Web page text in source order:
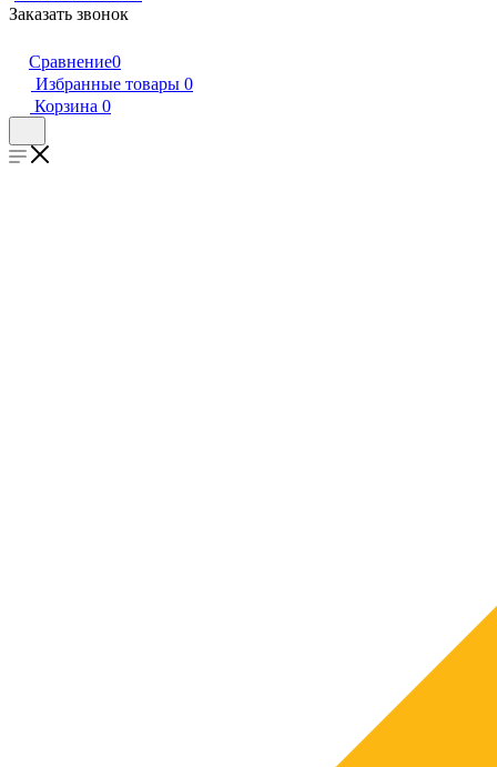
Заказать звонок
Сравнение0
Избранные товары 0
Корзина 0